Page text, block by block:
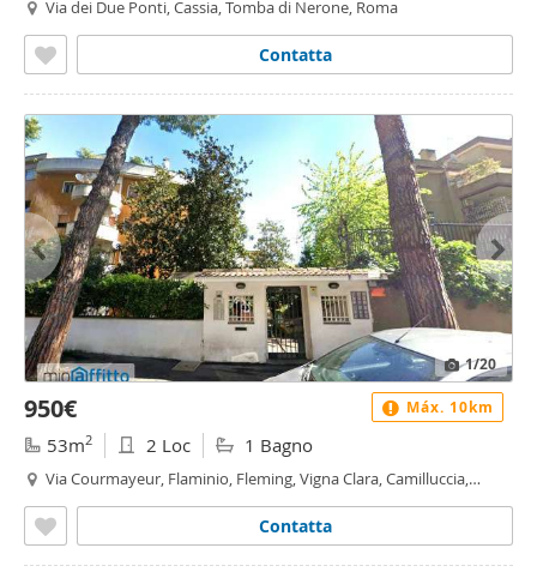
Via dei Due Ponti, Cassia, Tomba di Nerone, Roma
Contatta
1/20
950€
53m2 2 Loc 1 Bagno
Via Courmayeur, Flaminio, Fleming, Vigna Clara, Camilluccia,
Contatta
Máx. 10km